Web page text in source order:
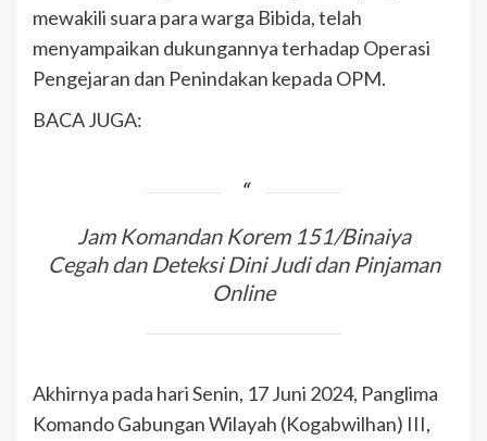
mewakili suara para warga Bibida, telah
menyampaikan dukungannya terhadap Operasi
Pengejaran dan Penindakan kepada OPM.
BACA JUGA:
Jam Komandan Korem 151/Binaiya
Cegah dan Deteksi Dini Judi dan Pinjaman
Online
Akhirnya pada hari Senin, 17 Juni 2024, Panglima
Komando Gabungan Wilayah (Kogabwilhan) III,